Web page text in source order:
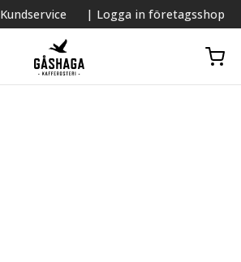
Kundservice | Logga in företagsshop